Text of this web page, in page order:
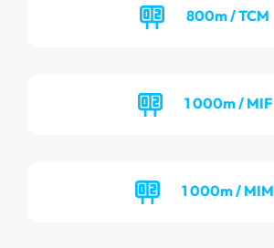
800m / TCM
1 000m / MIF
1 000m / MIM